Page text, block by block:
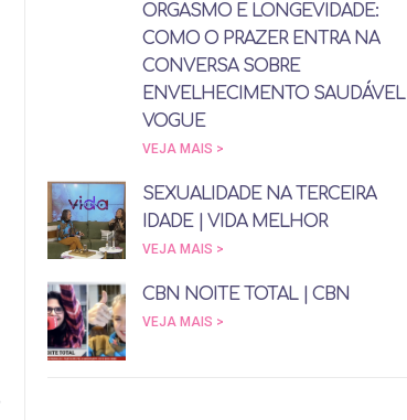
ORGASMO E LONGEVIDADE:
COMO O PRAZER ENTRA NA
CONVERSA SOBRE
ENVELHECIMENTO SAUDÁVEL |
VOGUE
VEJA MAIS >
SEXUALIDADE NA TERCEIRA
IDADE | VIDA MELHOR
VEJA MAIS >
CBN NOITE TOTAL | CBN
VEJA MAIS >